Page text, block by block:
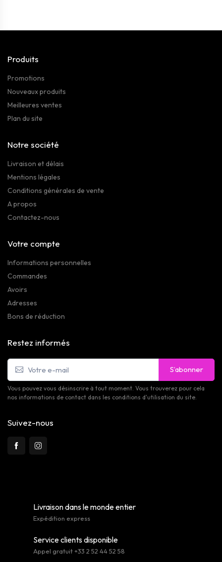
Produits
Promotions
Nouveaux produits
Meilleures ventes
Plan du site
Notre société
Livraison et délais
Mentions légales
Conditions générales de vente
A propos
Contactez-nous
Votre compte
Informations personnelles
Commandes
Avoirs
Adresses
Bons de réduction
Restez informés
S’abonner
Vous pouvez vous désinscrire à tout moment. Vous trouverez pour cela
nos informations de contact dans les conditions d'utilisation du site.
Suivez-nous
Livraison dans le monde entier
Expédition express
Service clients disponible
Appel gratuit +33 2 52 44 52 58